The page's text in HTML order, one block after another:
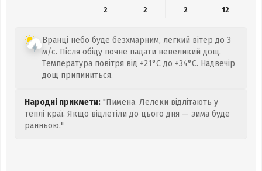
2
2 2 12
Вранці небо буде безхмарним, легкий вітер до 3
м/с. Після обіду почне падати невеликий дощ.
Температура повітря від +21°C до +34°C. Надвечір
дощ припиниться.
Народні прикмети: "Пимена. Лелеки відлітають у
теплі краї. Якщо відлетіли до цього дня — зима буде
ранньою."